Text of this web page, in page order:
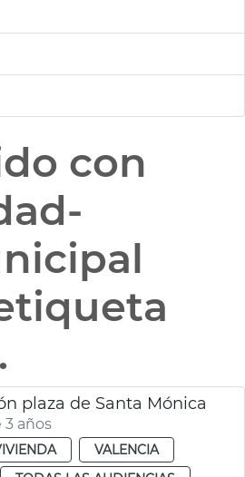
con
.
plaza de Santa Mónica
años
VALENCIA